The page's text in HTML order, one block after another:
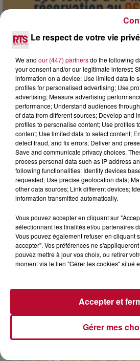
7 août 2026
6 août 2026
NÎMES : « LE RÊVE DU
LES ARÈNES CES 3...
Après un franc succès l'été dernier,
Le respect de votre vie
We and our (447) partnersdo the following
your consent and/or our legitimate interest:
information on a device; Use limited data to
profiles for personalised advertising; Use
advertising; Measure advertising
performance; Understand audiences
of data from different sources; Develop and
profiles to personalise content; Use profiles
content; Use limited data to select content;
detect fraud, and fix errors; Deliver and
Save and communicate privacy choices.
process personal data such as IP address
following functionalities: Identify devices
requested; Use precise geolocation data;
other data sources; Link different devices;
information transmitted automatically.
Vous pouvez accepter en cliquant sur
sélectionnant les finalités et/ou partenaires
Vous pouvez également refuser en cliquant
accepter". Vos préférences ne
pouvez mettre à jour vos choix, ou retirer
moment via le lien "Gérer les cookies" situé
Gérer mes
Accepter et